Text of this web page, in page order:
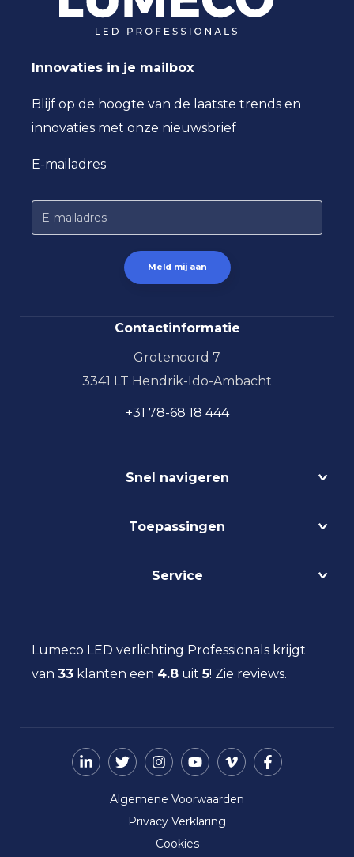
Innovaties in je mailbox
Blijf op de hoogte van de laatste trends en
innovaties met onze nieuwsbrief
E-mailadres
Contactinformatie
Grotenoord 7
3341 LT Hendrik-Ido-Ambacht
+31 78-68 18 444
Snel navigeren
Circulair
Lichtmanagement
Maatwerk
Social Return
Toepassingen
Kantoorverlichting
Projectverlichting
Scheepsverlichting
Universiteitsverlichting
Utiliteitsverlichting
Werkplaatsverlichting
Ziekenhuisverlichting
Zorgverlichting
Service
Aanbestedingen
Eindgebruiker
Storingsinformatie
Nieuws
Over ons
Lumeco LED verlichting Professionals krijgt
van 33 klanten een 4.8 uit5! Zie reviews.
Algemene Voorwaarden
Privacy Verklaring
Cookies